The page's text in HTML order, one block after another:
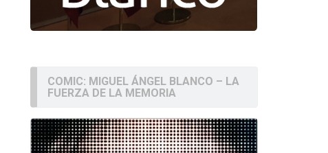
COMIC: MIGUEL ÁNGEL BLANCO – LA
FUERZA DE LA MEMORIA